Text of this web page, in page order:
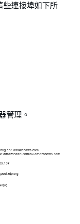
些連接埠如下所
管理。